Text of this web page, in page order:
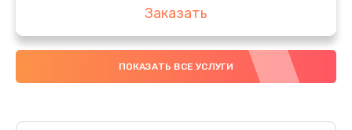
Заказать
Замена аккумулятора
4000 руб.
ПОКАЗАТЬ ВСЕ УСЛУГИ